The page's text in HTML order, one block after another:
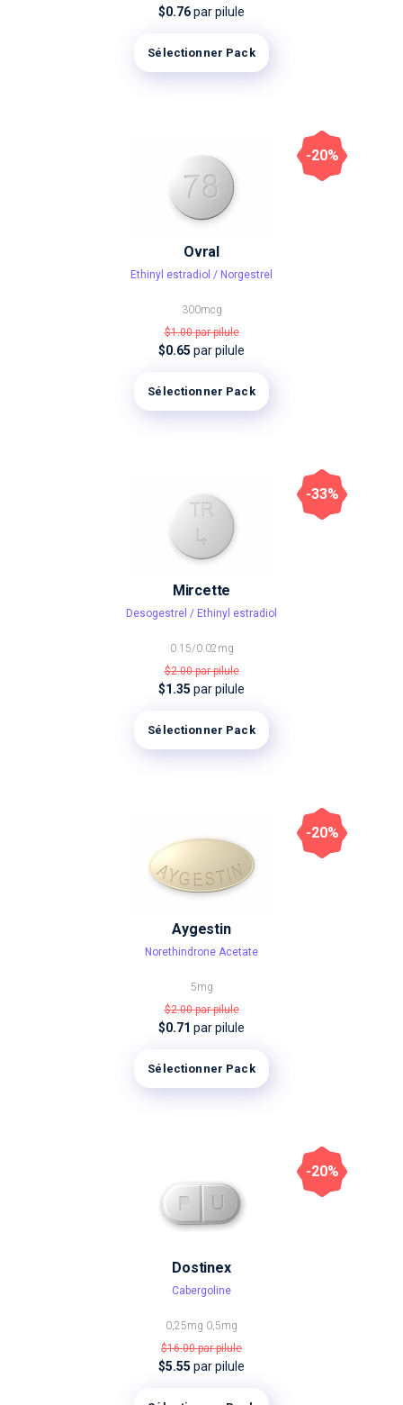
$0.76par pilule
Sélectionner Pack
Ovral
Ethinyl estradiol / Norgestrel
300mcg
$1.00par pilule
$0.65 par pilule
Sélectionner Pack
-20%
Mircette
Desogestrel / Ethinyl estradiol
0.15/0.02mg
$2.00par pilule
$1.35 par pilule
Sélectionner Pack
-33%
Aygestin
Norethindrone Acetate
5mg
$2.00par pilule
$0.71 par pilule
Sélectionner Pack
-20%
Dostinex
Cabergoline
0,25mg 0,5mg
$16.00par pilule
$5.55 par pilule
-20%